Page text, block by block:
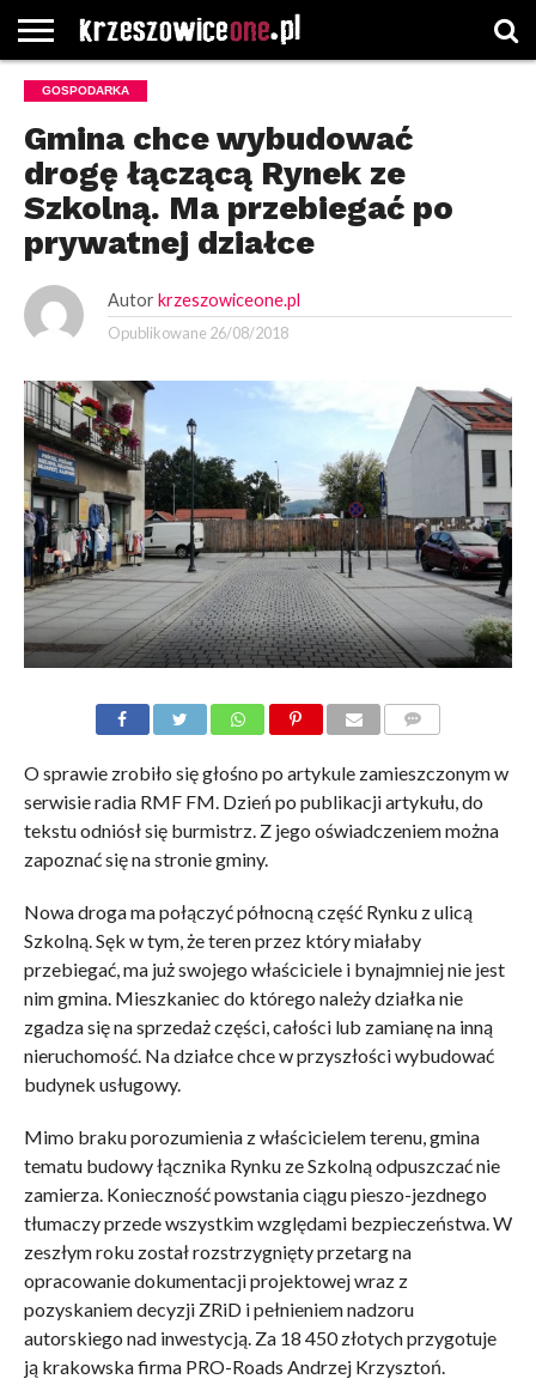
STRONA
GŁÓWNA
WYBORY
WYBIERZ
ROZKŁADY
GREGORCZYK
KONTAKT
GOSPODARKA
Gmina chce wybudować
drogę łączącą Rynek ze
Szkolną. Ma przebiegać po
prywatnej działce
Autor krzeszowiceone.pl
Opublikowane 26/08/2018
O sprawie zrobiło się głośno po artykule zamieszczonym w
serwisie radia RMF FM. Dzień po publikacji artykułu, do
tekstu odniósł się burmistrz. Z jego oświadczeniem można
zapoznać się na stronie gminy.
Nowa droga ma połączyć północną część Rynku z ulicą
Szkolną. Sęk w tym, że teren przez który miałaby
przebiegać, ma już swojego właściciele i bynajmniej nie jest
nim gmina. Mieszkaniec do którego należy działka nie
zgadza się na sprzedaż części, całości lub zamianę na inną
nieruchomość. Na działce chce w przyszłości wybudować
budynek usługowy.
Mimo braku porozumienia z właścicielem terenu, gmina
tematu budowy łącznika Rynku ze Szkolną odpuszczać nie
zamierza. Konieczność powstania ciągu pieszo-jezdnego
tłumaczy przede wszystkim względami bezpieczeństwa. W
zeszłym roku został rozstrzygnięty przetarg na
opracowanie dokumentacji projektowej wraz z
pozyskaniem decyzji ZRiD i pełnieniem nadzoru
autorskiego nad inwestycją. Za 18 450 złotych przygotuje
ją krakowska firma PRO-Roads Andrzej Krzysztoń.